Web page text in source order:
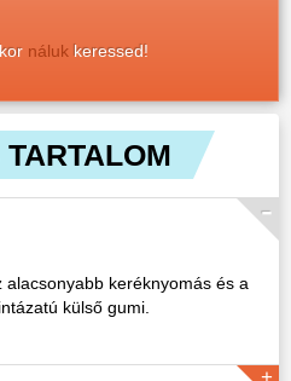
náluk keressed!
keréknyomás és a
külső gumi.